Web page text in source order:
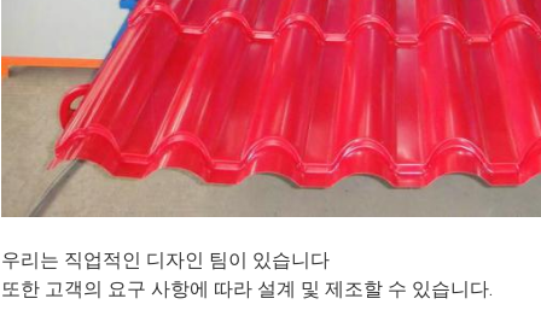
우리는 직업적인 디자인 팀이 있습니다
또한 고객의 요구 사항에 따라 설계 및 제조할 수 있습니다.